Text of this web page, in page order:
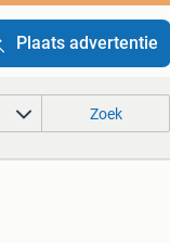
Plaats advertentie
Zoek